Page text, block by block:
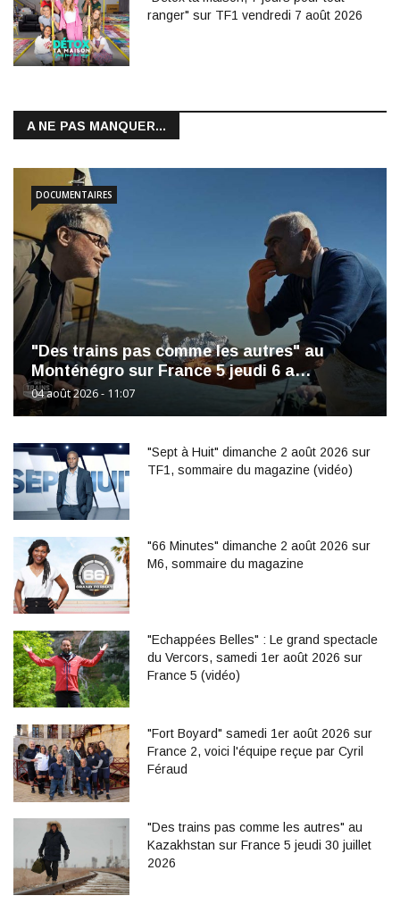
ranger" sur TF1 vendredi 7 août 2026
A NE PAS MANQUER...
"Des trains pas comme les autres" au
Monténégro sur France 5 jeudi 6 a…
04 août 2026 - 11:07
DOCUMENTAIRES
"Sept à Huit" dimanche 2 août 2026 sur
TF1, sommaire du magazine (vidéo)
"66 Minutes" dimanche 2 août 2026 sur
M6, sommaire du magazine
"Echappées Belles" : Le grand spectacle
du Vercors, samedi 1er août 2026 sur
France 5 (vidéo)
"Fort Boyard" samedi 1er août 2026 sur
France 2, voici l'équipe reçue par Cyril
Féraud
"Des trains pas comme les autres" au
Kazakhstan sur France 5 jeudi 30 juillet
2026